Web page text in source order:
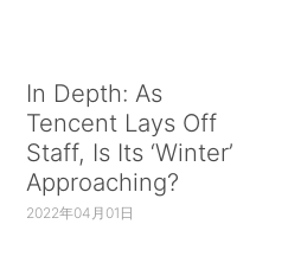
In Depth: As
Tencent Lays Off
Staff, Is Its ‘Winter’
Approaching?
2022年04月01日